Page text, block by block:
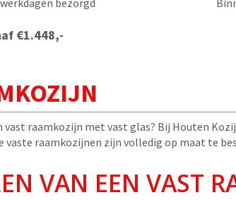
€1.448,-
bezorgd
vast raamkozijn met vast glas? Bij Houten
vaste raamkozijnen zijn volledig op maat te
VAN EEN VAST